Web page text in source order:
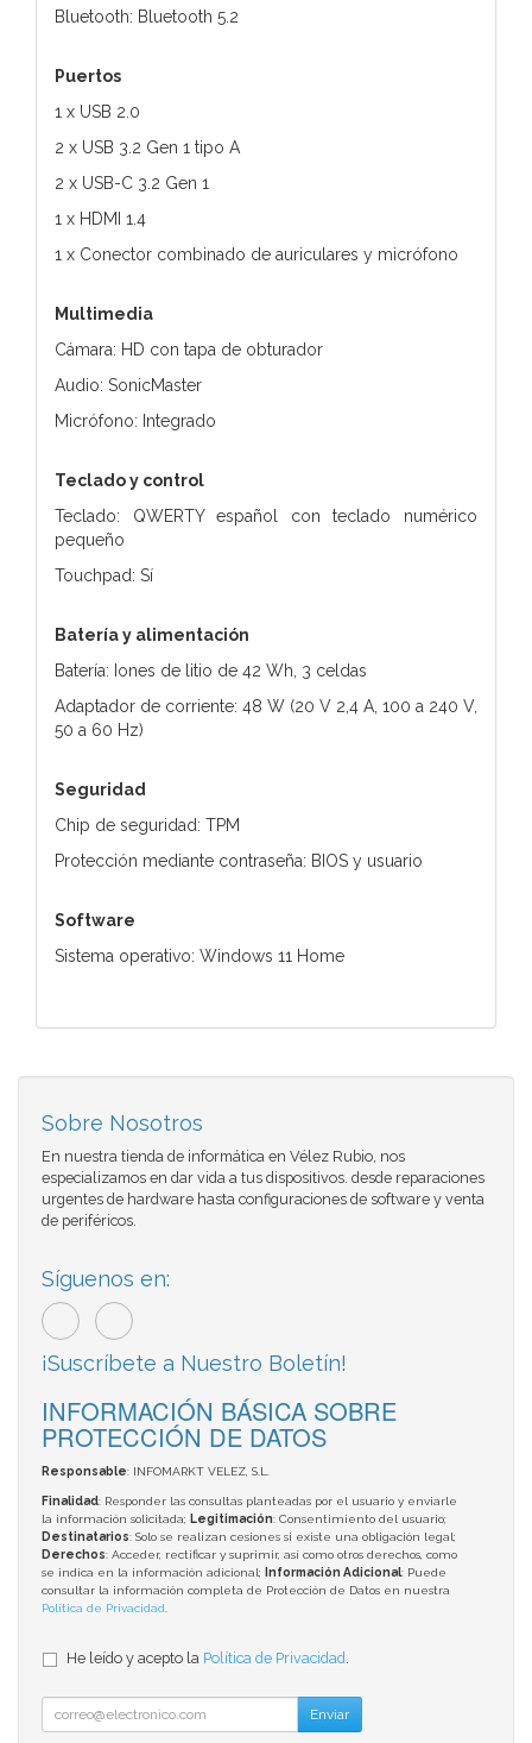
Bluetooth: Bluetooth 5.2
Puertos
1 x USB 2.0
2 x USB 3.2 Gen 1 tipo A
2 x USB-C 3.2 Gen 1
1 x HDMI 1.4
1 x Conector combinado de auriculares y micrófono
Multimedia
Cámara: HD con tapa de obturador
Audio: SonicMaster
Micrófono: Integrado
Teclado y control
Teclado: QWERTY español con teclado numérico
pequeño
Touchpad: Sí
Batería y alimentación
Batería: Iones de litio de 42 Wh, 3 celdas
Adaptador de corriente: 48 W (20 V 2,4 A, 100 a 240 V,
50 a 60 Hz)
Seguridad
Chip de seguridad: TPM
Protección mediante contraseña: BIOS y usuario
Software
Sistema operativo: Windows 11 Home
Sobre Nosotros
En nuestra tienda de informática en Vélez Rubio, nos
especializamos en dar vida a tus dispositivos. desde reparaciones
urgentes de hardware hasta configuraciones de software y venta
de periféricos.
Síguenos en:
¡Suscríbete a Nuestro Boletín!
INFORMACIÓN BÁSICA SOBRE
PROTECCIÓN DE DATOS
Responsable: INFOMARKT VELEZ, S.L.
Finalidad: Responder las consultas planteadas por el usuario y enviarle
la información solicitada; Legitimación: Consentimiento del usuario;
Destinatarios: Solo se realizan cesiones si existe una obligación legal;
Derechos: Acceder, rectificar y suprimir, así como otros derechos, como
se indica en la información adicional;
Información Adicional: Puede
consultar la información completa de Protección de Datos en nuestra
Política de Privacidad
He leído y acepto la Política de Privacidad
Enviar